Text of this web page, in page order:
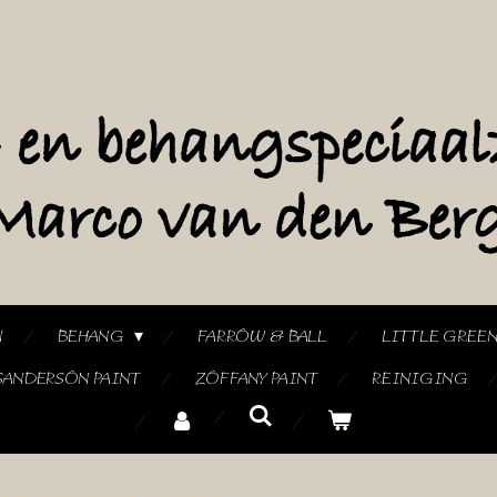
BEHANG FARROW & BALL
LITTLE
PAINT ZOFFANY PAINT REINIGING